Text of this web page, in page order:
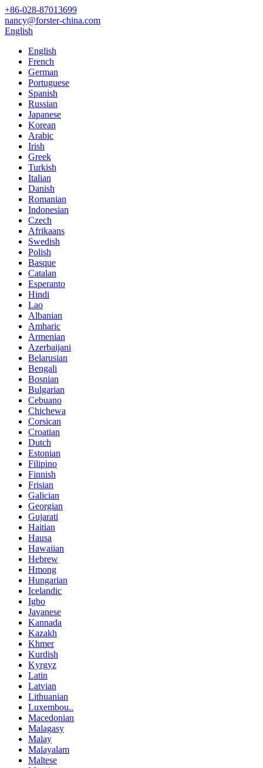
+86-028-87013699
nancy@forster-china.com
English
English
French
German
Portuguese
Spanish
Russian
Japanese
Korean
Arabic
Irish
Greek
Turkish
Italian
Danish
Romanian
Indonesian
Czech
Afrikaans
Swedish
Polish
Basque
Catalan
Esperanto
Hindi
Lao
Albanian
Amharic
Armenian
Azerbaijani
Belarusian
Bengali
Bosnian
Bulgarian
Cebuano
Chichewa
Corsican
Croatian
Dutch
Estonian
Filipino
Finnish
Frisian
Galician
Georgian
Gujarati
Haitian
Hausa
Hawaiian
Hebrew
Hmong
Hungarian
Icelandic
Igbo
Javanese
Kannada
Kazakh
Khmer
Kurdish
Kyrgyz
Latin
Latvian
Lithuanian
Luxembou..
Macedonian
Malagasy
Malay
Malayalam
Maltese